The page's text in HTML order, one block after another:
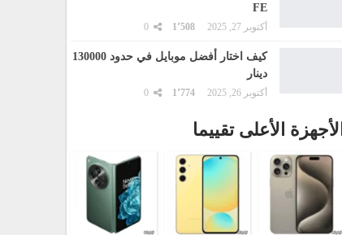
FE
أكتوبر 27, 2025 1٬508
كيف اختار أفضل موبايل في حدود 130000
دينار
أكتوبر 26, 2025 1٬774
الأجهزة الأعلى تقييما